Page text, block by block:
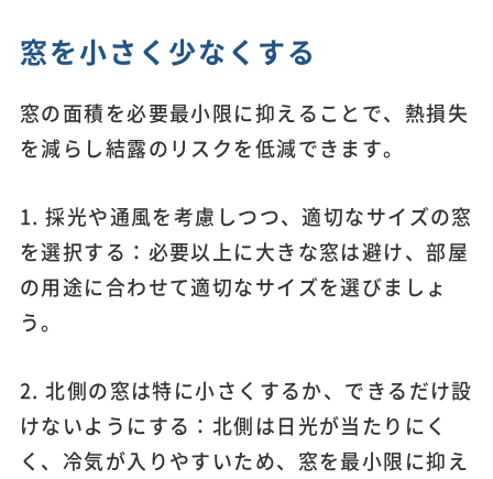
窓を小さく少なくする
窓の面積を必要最小限に抑えることで、熱損失
を減らし結露のリスクを低減できます。
1. 採光や通風を考慮しつつ、適切なサイズの窓
を選択する：必要以上に大きな窓は避け、部屋
の用途に合わせて適切なサイズを選びましょ
う。
2. 北側の窓は特に小さくするか、できるだけ設
けないようにする：北側は日光が当たりにく
く、冷気が入りやすいため、窓を最小限に抑え